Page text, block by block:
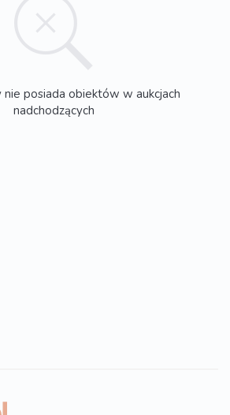
nie posiada obiektów w aukcjach
nadchodzących